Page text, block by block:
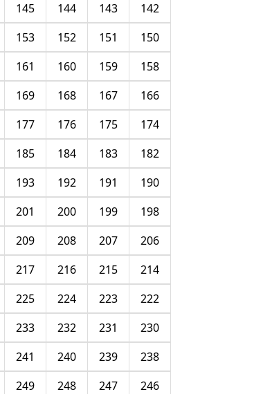
142
143
144
145
150
151
152
153
158
159
160
161
166
167
168
169
174
175
176
177
182
183
184
185
190
191
192
193
198
199
200
201
206
207
208
209
214
215
216
217
222
223
224
225
230
231
232
233
238
239
240
241
246
247
248
249